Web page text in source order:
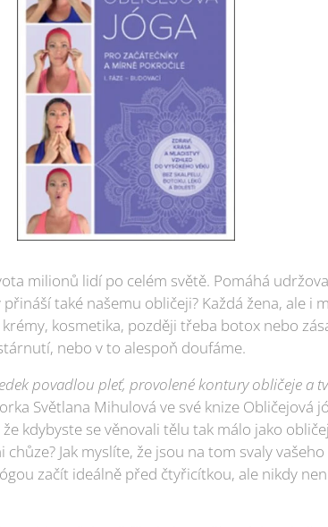
milionů lidí po celém světě. Pomáhá
také našemu obličeji? Každá žena, ale i
kosmetika, později třeba botox nebo
nebo v to alespoň doufáme.
povadlou pleť, provolené kontury obličeje a
Světlana Mihulová ve své knize Obličejová
kdybyste se věnovali tělu tak málo jako
Jak myslíte, že jsou na tom svaly vašeho
začít ideálně před čtyřicítkou, ale nikdy